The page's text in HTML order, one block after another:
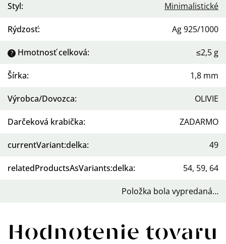
Styl: Minimalistické
Rýdzosť: Ag 925/1000
? Hmotnosť celková: ≤2,5 g
Šírka: 1,8 mm
Výrobca/Dovozca: OLIVIE
Darčeková krabička: ZADARMO
currentVariant:delka: 49
relatedProductsAsVariants:delka: 54, 59, 64
Položka bola vypredaná…
Hodnotenie tovaru